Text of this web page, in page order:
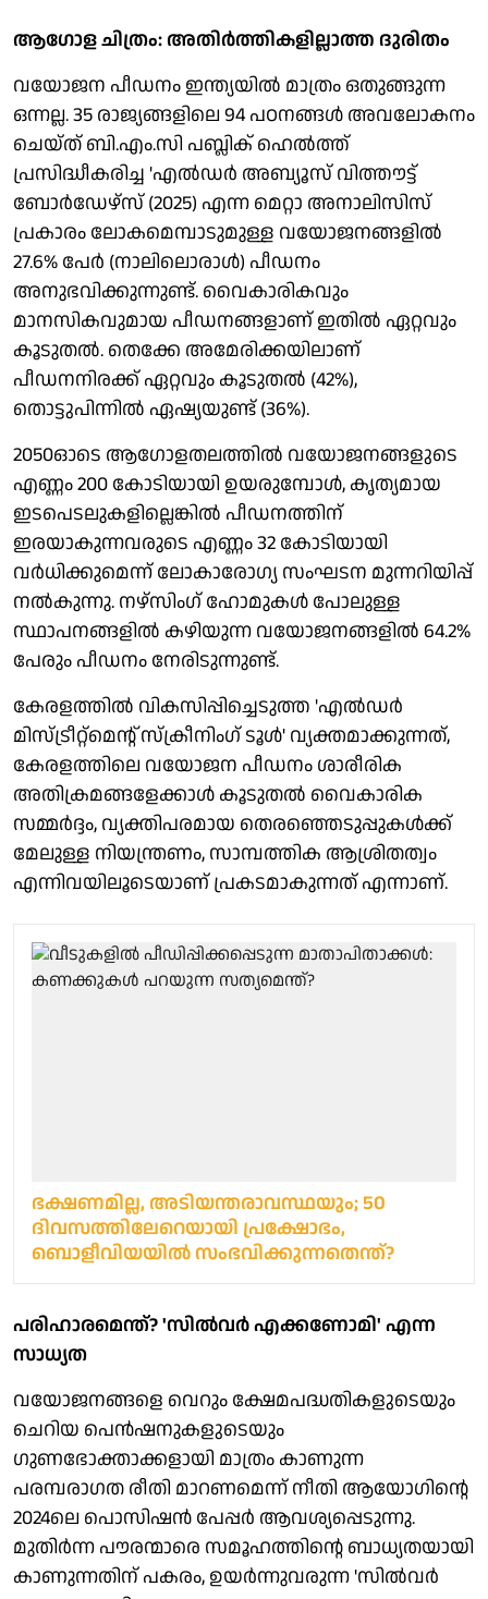
ആഗോള ചിത്രം: അതിര്‍ത്തികളില്ലാത്ത ദുരിതം
വയോജന പീഡനം ഇന്ത്യയില്‍ മാത്രം ഒതുങ്ങുന്ന
ഒന്നല്ല. 35 രാജ്യങ്ങളിലെ 94 പഠനങ്ങള്‍ അവലോകനം
ചെയ്ത് ബി.എം.സി പബ്ലിക് ഹെല്‍ത്ത്
പ്രസിദ്ധീകരിച്ച 'എല്‍ഡര്‍ അബ്യൂസ് വിത്തൗട്ട്
ബോര്‍ഡേഴ്‌സ് (2025) എന്ന മെറ്റാ അനാലിസിസ്
പ്രകാരം ലോകമെമ്പാടുമുള്ള വയോജനങ്ങളില്‍
27.6% പേര്‍ (നാലിലൊരാള്‍) പീഡനം
അനുഭവിക്കുന്നുണ്ട്. വൈകാരികവും
മാനസികവുമായ പീഡനങ്ങളാണ് ഇതില്‍ ഏറ്റവും
കൂടുതല്‍. തെക്കേ അമേരിക്കയിലാണ്
പീഡനനിരക്ക് ഏറ്റവും കൂടുതല്‍ (42%),
തൊട്ടുപിന്നില്‍ ഏഷ്യയുണ്ട് (36%).
2050ഓടെ ആഗോളതലത്തില്‍ വയോജനങ്ങളുടെ
എണ്ണം 200 കോടിയായി ഉയരുമ്പോള്‍, കൃത്യമായ
ഇടപെടലുകളില്ലെങ്കില്‍ പീഡനത്തിന്
ഇരയാകുന്നവരുടെ എണ്ണം 32 കോടിയായി
വര്‍ധിക്കുമെന്ന് ലോകാരോഗ്യ സംഘടന മുന്നറിയിപ്പ്
നല്‍കുന്നു. നഴ്‌സിംഗ് ഹോമുകള്‍ പോലുള്ള
സ്ഥാപനങ്ങളില്‍ കഴിയുന്ന വയോജനങ്ങളില്‍ 64.2%
പേരും പീഡനം നേരിടുന്നുണ്ട്.
കേരളത്തില്‍ വികസിപ്പിച്ചെടുത്ത 'എല്‍ഡര്‍
മിസ്ട്രീറ്റ്‌മെന്റ് സ്‌ക്രീനിംഗ് ടൂള്‍' വ്യക്തമാക്കുന്നത്,
കേരളത്തിലെ വയോജന പീഡനം ശാരീരിക
അതിക്രമങ്ങളേക്കാള്‍ കൂടുതല്‍ വൈകാരിക
സമ്മര്‍ദ്ദം, വ്യക്തിപരമായ തെരഞ്ഞെടുപ്പുകള്‍ക്ക്
മേലുള്ള നിയന്ത്രണം, സാമ്പത്തിക ആശ്രിതത്വം
എന്നിവയിലൂടെയാണ് പ്രകടമാകുന്നത് എന്നാണ്.
ഭക്ഷണമില്ല, അടിയന്തരാവസ്ഥയും; 50
ദിവസത്തിലേറെയായി പ്രക്ഷോഭം,
ബൊളീവിയയിൽ സംഭവിക്കുന്നതെന്ത്?
പരിഹാരമെന്ത്? 'സില്‍വര്‍ എക്കണോമി' എന്ന
സാധ്യത
വയോജനങ്ങളെ വെറും ക്ഷേമപദ്ധതികളുടെയും
ചെറിയ പെന്‍ഷനുകളുടെയും
ഗുണഭോക്താക്കളായി മാത്രം കാണുന്ന
പരമ്പരാഗത രീതി മാറണമെന്ന് നീതി ആയോഗിന്റെ
2024ലെ പൊസിഷന്‍ പേപ്പര്‍ ആവശ്യപ്പെടുന്നു.
മുതിര്‍ന്ന പൗരന്മാരെ സമൂഹത്തിന്റെ ബാധ്യതയായി
കാണുന്നതിന് പകരം, ഉയര്‍ന്നുവരുന്ന 'സില്‍വര്‍